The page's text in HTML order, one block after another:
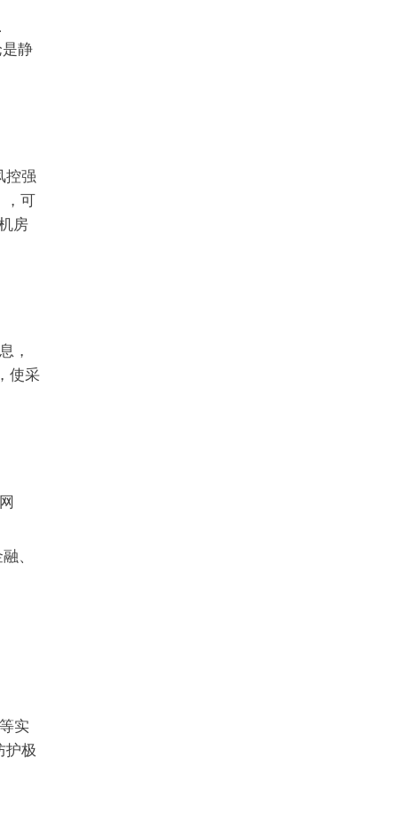
静
控强
，可
房
，
使采
、
实
护极